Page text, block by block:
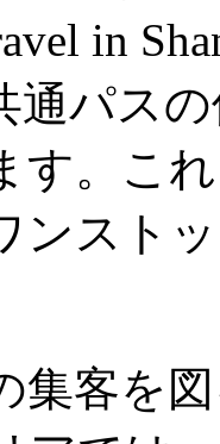
in
通パス
す。こ
ンスト
集客を